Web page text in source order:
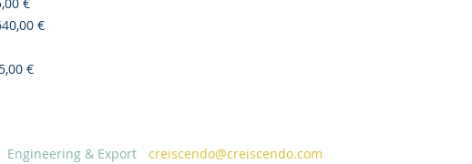
€
€
Engineering & Export creiscendo@creiscendo.com